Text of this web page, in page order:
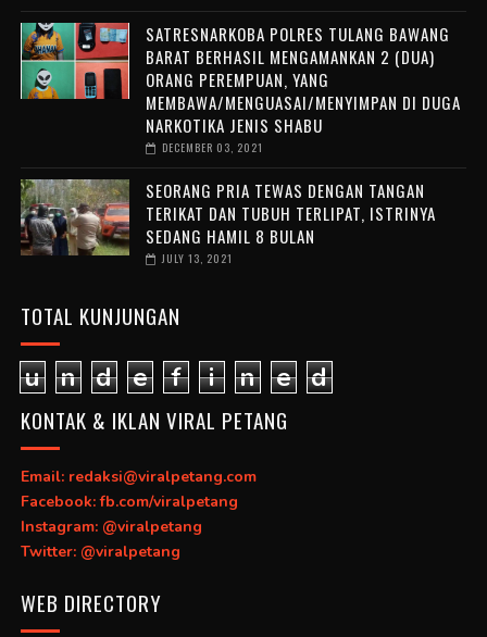
SATRESNARKOBA POLRES TULANG BAWANG
BARAT BERHASIL MENGAMANKAN 2 (DUA)
ORANG PEREMPUAN, YANG
MEMBAWA/MENGUASAI/MENYIMPAN DI DUGA
NARKOTIKA JENIS SHABU
DECEMBER 03, 2021
SEORANG PRIA TEWAS DENGAN TANGAN
TERIKAT DAN TUBUH TERLIPAT, ISTRINYA
SEDANG HAMIL 8 BULAN
JULY 13, 2021
TOTAL KUNJUNGAN
u n d e f i n e d
KONTAK & IKLAN VIRAL PETANG
Email: redaksi@viralpetang.com
Facebook: fb.com/viralpetang
Instagram: @viralpetang
Twitter: @viralpetang
WEB DIRECTORY